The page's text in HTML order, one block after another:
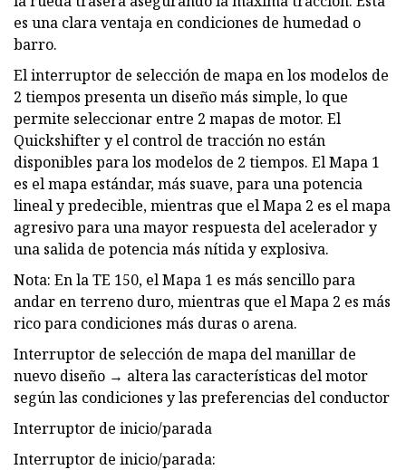
es una clara ventaja en condiciones de humedad o
barro.
El interruptor de selección de mapa en los modelos de
2 tiempos presenta un diseño más simple, lo que
permite seleccionar entre 2 mapas de motor. El
Quickshifter y el control de tracción no están
disponibles para los modelos de 2 tiempos. El Mapa 1
es el mapa estándar, más suave, para una potencia
lineal y predecible, mientras que el Mapa 2 es el mapa
agresivo para una mayor respuesta del acelerador y
una salida de potencia más nítida y explosiva.
Nota: En la TE 150, el Mapa 1 es más sencillo para
andar en terreno duro, mientras que el Mapa 2 es más
rico para condiciones más duras o arena.
Interruptor de selección de mapa del manillar de
nuevo diseño → altera las características del motor
según las condiciones y las preferencias del conductor
Interruptor de inicio/parada
Interruptor de inicio/parada: